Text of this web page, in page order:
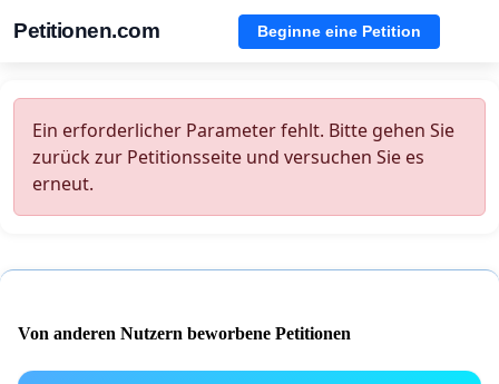
Petitionen.com Beginne eine Petition
Ein erforderlicher Parameter fehlt. Bitte gehen Sie
zurück zur Petitionsseite und versuchen Sie es
erneut.
Von anderen Nutzern beworbene Petitionen